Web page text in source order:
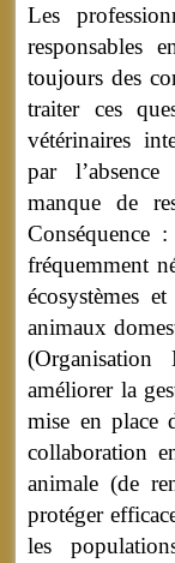
Les
responsables
toujours des
traiter ces
vétérinaires
par
manque de
Conséquence
fréquemment
écosystèmes
animaux
améliorer la
mise en place
collaboration
animale (de
protéger
les